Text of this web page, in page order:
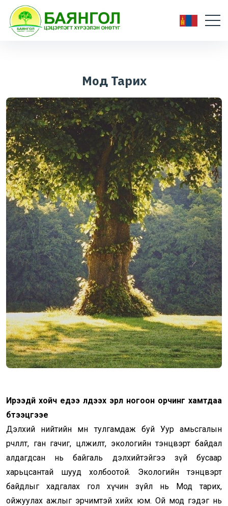
Мод Тарих
Ирээдүй хойч үедээ үлдээх эрүүл ногоон орчинг хамтдаа
бүтээцгээе
Дэлхий нийтийн өмнө тулгамдаж буй Уур амьсгалын
өөрчлөлт, ган гачиг, цөлжилт, экологийн тэнцвэрт байдал
алдагдсан нь байгаль дэлхийтэйгээ зүй бусаар
харьцсантай шууд холбоотой. Экологийн тэнцвэрт
байдлыг хадгалах гол хүчин зүйл нь Мод тарих,
ойжуулах ажлыг эрчимтэй хийх юм. Ой мод гэдэг нь